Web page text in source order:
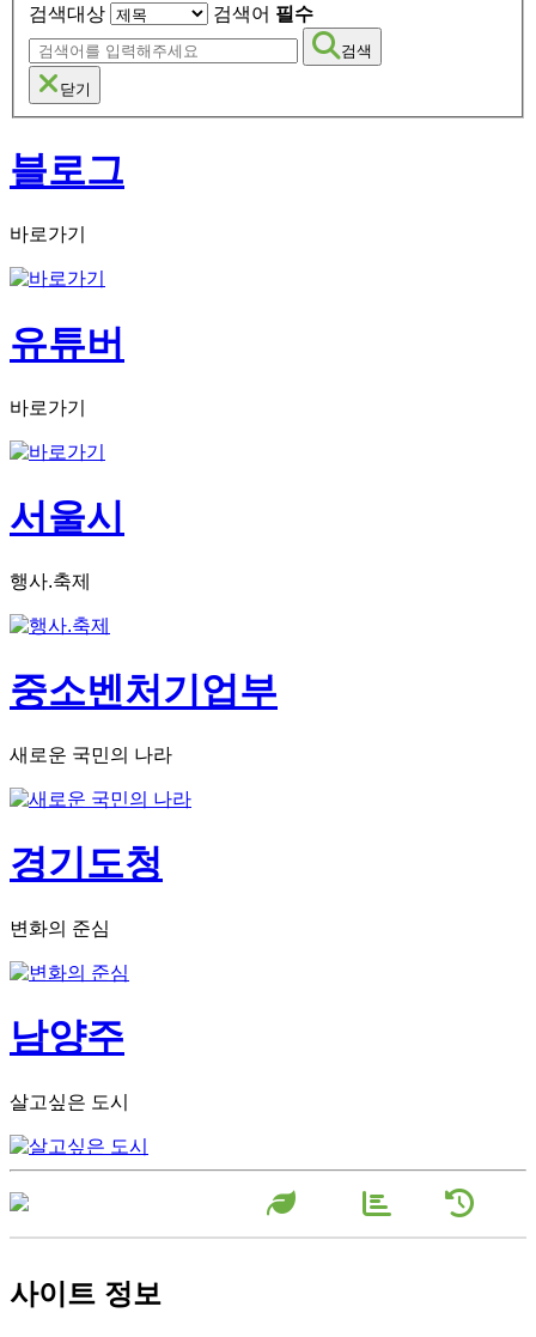
검색대상 검색어 필수
검색
닫기
블로그
바로가기
유튜버
바로가기
서울시
행사.축제
중소벤처기업부
새로운 국민의 나라
경기도청
변화의 준심
남양주
살고싶은 도시
혁
사이트 정보